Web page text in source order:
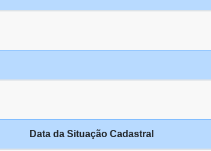
Data da Situação Cadastral